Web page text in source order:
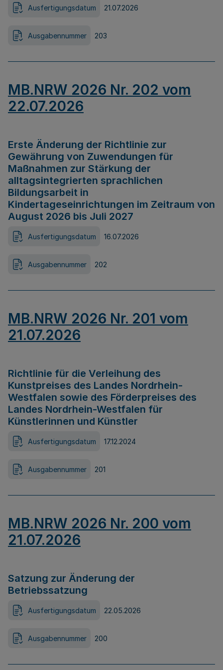
Ausfertigungsdatum 21.07.2026
Ausgabennummer 203
MB.NRW 2026 Nr. 202 vom
22.07.2026
Erste Änderung der Richtlinie zur
Gewährung von Zuwendungen für
Maßnahmen zur Stärkung der
alltagsintegrierten sprachlichen
Bildungsarbeit in
Kindertageseinrichtungen im Zeitraum von
August 2026 bis Juli 2027
Ausfertigungsdatum 16.07.2026
Ausgabennummer 202
MB.NRW 2026 Nr. 201 vom
21.07.2026
Richtlinie für die Verleihung des
Kunstpreises des Landes Nordrhein-
Westfalen sowie des Förderpreises des
Landes Nordrhein-Westfalen für
Künstlerinnen und Künstler
Ausfertigungsdatum 17.12.2024
Ausgabennummer 201
MB.NRW 2026 Nr. 200 vom
21.07.2026
Satzung zur Änderung der
Betriebssatzung
Ausfertigungsdatum 22.05.2026
Ausgabennummer 200